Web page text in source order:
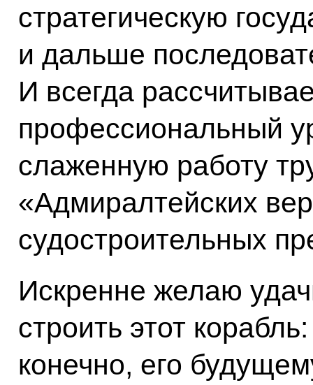
стратегическую
и дальше
И всегда
профессиональный
слаженную работу
«Адмиралтейских
судостроительных
Искренне желаю
строить этот
конечно, его